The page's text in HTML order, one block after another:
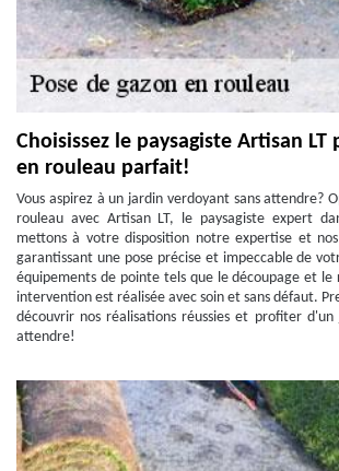
Choisissez le paysagiste Artisan LT
en rouleau parfait!
Vous aspirez à un jardin verdoyant sans attendre?
rouleau avec Artisan LT, le paysagiste expert
mettons à votre disposition notre expertise et nos
garantissant une pose précise et impeccable de
équipements de pointe tels que le découpage et le
intervention est réalisée avec soin et sans défaut.
découvrir nos réalisations réussies et profiter d'un
attendre!